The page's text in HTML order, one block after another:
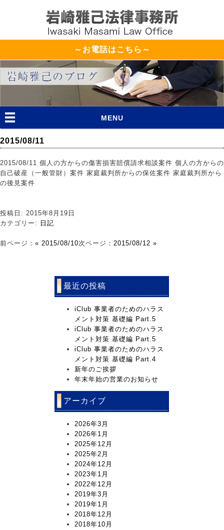
～お電話はこちら～
MENU
2015/08/11
2015/08/11 個人の方からの傷害損害賠償請求相談案件 個人の方からの
自己破産（一般管財）案件 家庭裁判所からの保佐案件 家庭裁判所から
の後見案件
投稿日: 2015年8月19日
カテゴリー: 日記
前ページ： « 2015/08/10次ページ： 2015/08/12 »
最近の投稿
iClub 事業者のためのハラス
メント対策 基礎編 Part.5
iClub 事業者のためのハラス
メント対策 基礎編 Part.5
iClub 事業者のためのハラス
メント対策 基礎編 Part.4
新年のご挨拶
年末年始の営業のお知らせ
アーカイブ
2026年3月
2026年1月
2025年12月
2025年2月
2024年12月
2023年1月
2022年12月
2019年3月
2019年1月
2018年12月
2018年10月